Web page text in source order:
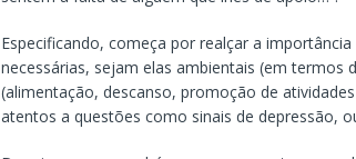
Especificando, começa por realçar a
necessárias, sejam elas ambientais (em termos
(alimentação, descanso, promoção de
atentos a questões como sinais de depressão,